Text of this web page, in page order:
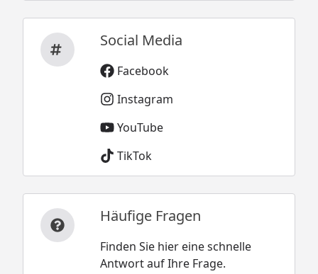
Social Media
Facebook
Instagram
YouTube
TikTok
Häufige Fragen
Finden Sie hier eine schnelle
Antwort auf Ihre Frage.